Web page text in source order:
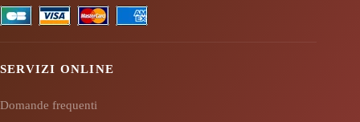
SERVIZI ONLINE
Domande frequenti